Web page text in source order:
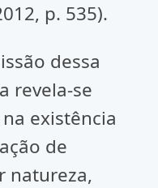
p. 535).
dessa
revela-se
existência
de
natureza,